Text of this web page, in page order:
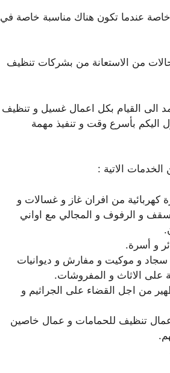
عندما تكون هناك مناسبة خاصة في
من الاستعانة من بشركات تنظيف
الى القيام بكل اعمال غسيل و تنظيف
اليكم بأسرع وقت و تنفيذ مهمة
الاتية :
من افران غاز و غسالات و
و الرفوف و المجالي مع اواني
و أسرة.
و موكيت و مفارش و ديوانيات
على الاثاث و المفروشات.
من اجل القضاء على الجراثيم و
عمال تنظيف للحمامات و عمال خاصين